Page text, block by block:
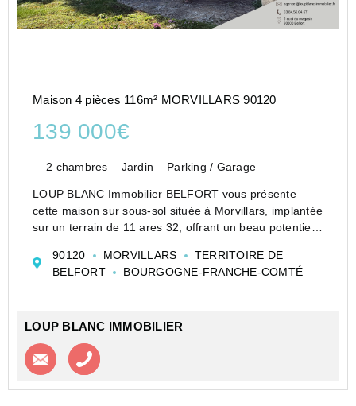
Maison 4 pièces 116m² MORVILLARS 90120
139 000€
2 chambres Jardin Parking / Garage
LOUP BLANC Immobilier BELFORT vous présente
cette maison sur sous-sol située à Morvillars, implantée
sur un terrain de 11 ares 32, offrant un beau potentiel
personnaliser.
Dès l'entrée, vous découvrirez u...
90120 MORVILLARS
TERRITOIRE DE
BELFORT
BOURGOGNE-FRANCHE-COMTÉ
LOUP BLANC IMMOBILIER
Contacter l'agence